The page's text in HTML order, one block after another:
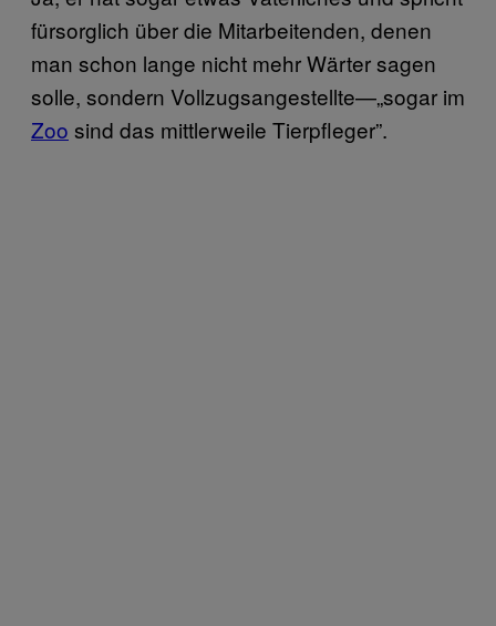
fürsorglich über die Mitarbeitenden, denen
man schon lange nicht mehr Wärter sagen
solle, sondern Vollzugsangestellte—„sogar im
Zoo sind das mittlerweile Tierpfleger”.